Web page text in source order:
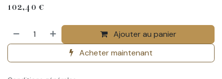
102,40 €
Ajouter au panier
Acheter maintenant